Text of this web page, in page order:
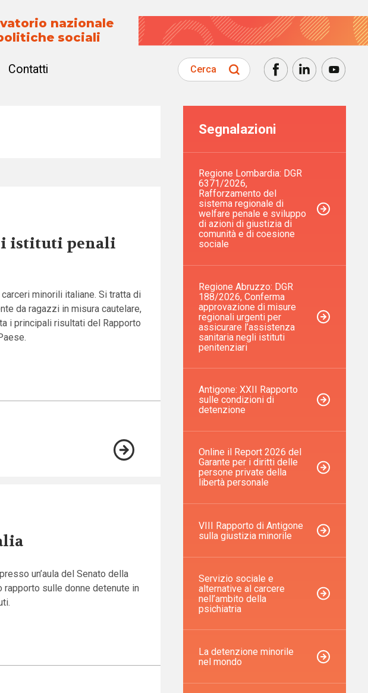
nazionale
sociali
Contatti Cerca
istituti penali
minorili italiane. Si tratta di
da ragazzi in misura cautelare,
i principali risultati del Rapporto
un’aula del Senato della
rapporto sulle donne detenute in
Segnalazioni
Regione Lombardia: DGR
6371/2026,
Rafforzamento del
sistema regionale di
welfare penale e sviluppo
di azioni di giustizia di
comunità e di coesione
sociale
Regione Abruzzo: DGR
188/2026, Conferma
approvazione di misure
regionali urgenti per
assicurare l’assistenza
sanitaria negli istituti
penitenziari
Antigone: XXII Rapporto
sulle condizioni di
detenzione
Online il Report 2026 del
Garante per i diritti delle
persone private della
libertà personale
VIII Rapporto di Antigone
sulla giustizia minorile
Servizio sociale e
alternative al carcere
nell’ambito della
psichiatria
La detenzione minorile
nel mondo